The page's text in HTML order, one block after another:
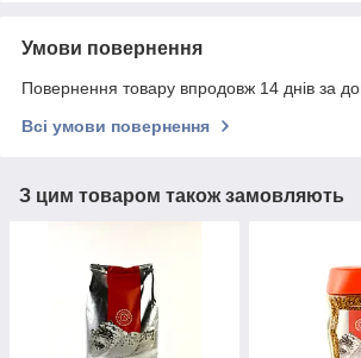
Умови повернення
Повернення товару впродовж 14 днів за
Всі умови повернення
З цим товаром також замовляють